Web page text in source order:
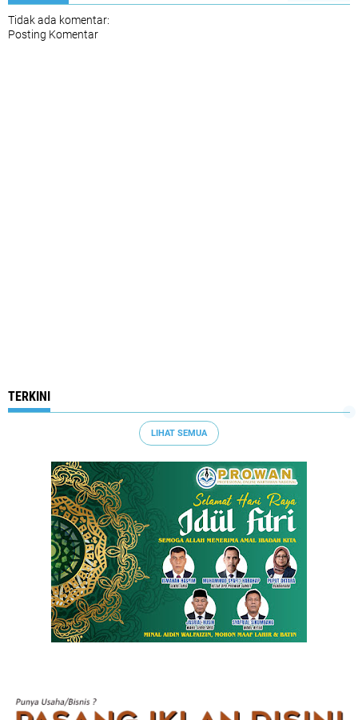
Tidak ada komentar:
Posting Komentar
TERKINI
LIHAT SEMUA